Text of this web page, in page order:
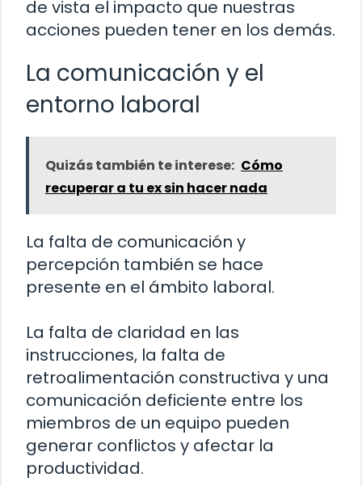
de vista el impacto que nuestras
acciones pueden tener en los demás.
La comunicación y el
entorno laboral
Quizás también te interese: Cómo
recuperar a tu ex sin hacer nada
La falta de comunicación y
percepción también se hace
presente en el ámbito laboral.
La falta de claridad en las
instrucciones, la falta de
retroalimentación constructiva y una
comunicación deficiente entre los
miembros de un equipo pueden
generar conflictos y afectar la
productividad.